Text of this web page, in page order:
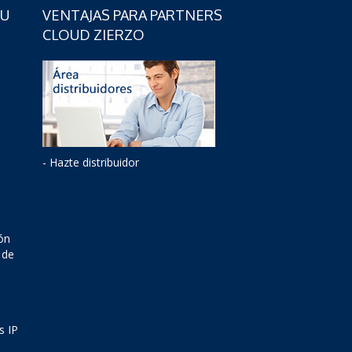
IP
VENTAJAS PARA PARTNERS
CLOUD ZIERZO
- Hazte distribuidor